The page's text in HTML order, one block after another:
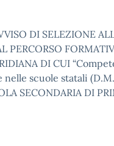
DI SELEZIONE
PERCORSO
DI CUI
scuole statali
SECONDARIA DI